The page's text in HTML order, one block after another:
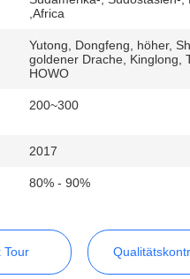
,Africa
Yutong, Dongfeng, höher,
goldener Drache, Kinglong,
HOWO
200~300
2017
80% - 90%
Tour